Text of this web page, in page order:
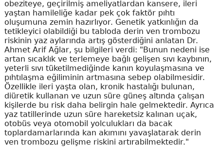
obeziteye, geçirilmiş ameliyatlardan kansere, ileri
yaştan hamileliğe kadar pek çok faktör pıhtı
oluşumuna zemin hazırlıyor. Genetik yatkınlığın da
tetikleyici olabildiği bu tabloda derin ven trombozu
riskinin yaz aylarında artış gösterdiğini anlatan Dr.
Ahmet Arif Ağlar, şu bilgileri verdi: "Bunun nedeni ise
artan sıcaklık ve terlemeye bağlı gelişen sıvı kaybının,
yeterli sıvı tüketilmediğinde kanın koyulaşmasına ve
pıhtılaşma eğiliminin artmasına sebep olabilmesidir.
Özellikle ileri yaşta olan, kronik hastalığı bulunan,
diüretik kullanan ve uzun süre güneş altında çalışan
kişilerde bu risk daha belirgin hale gelmektedir. Ayrıca
yaz tatillerinde uzun süre hareketsiz kalınan uçak,
otobüs veya otomobil yolculukları da bacak
toplardamarlarında kan akımını yavaşlatarak derin
ven trombozu gelişme riskini artırabilmektedir."